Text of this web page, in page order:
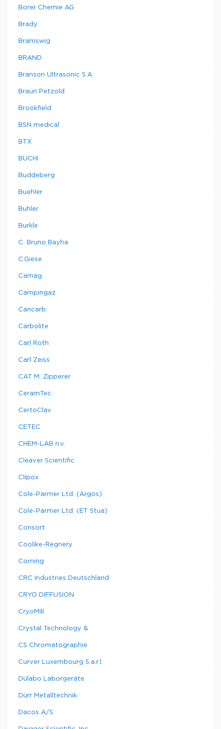
Borer Chemie AG
Brady
Bramswig
BRAND
Branson Ultrasonic S.A.
Braun Petzold
Brookfield
BSN medical
BTX
BUCHI
Buddeberg
Buehler
Buhler
Burkle
C. Bruno Bayha
C.Giese
Camag
Campingaz
Cancarb
Carbolite
Carl Roth
Carl Zeiss
CAT M. Zipperer
CeramTec
CertoClav
CETEC
CHEM-LAB n.v.
Cleaver Scientific
Clipox
Cole-Parmer Ltd. (Argos)
Cole-Parmer Ltd. (ET Stua)
Consort
Coolike-Regnery
Corning
CRC Industries Deutschland
CRYO DIFFUSION
CryoMill
Crystal Technology &
CS Chromatographie
Curver Luxembourg S.a.r.l.
Dülabo Laborgeräte
Dürr Metalltechnik
Dacos A/S